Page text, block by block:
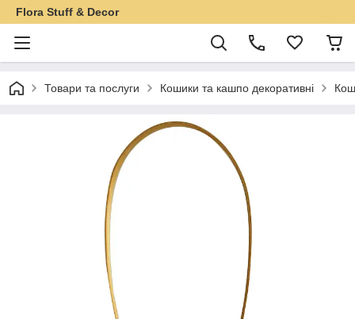
Flora Stuff & Decor
Товари та послуги Кошики та кашпо декоративні